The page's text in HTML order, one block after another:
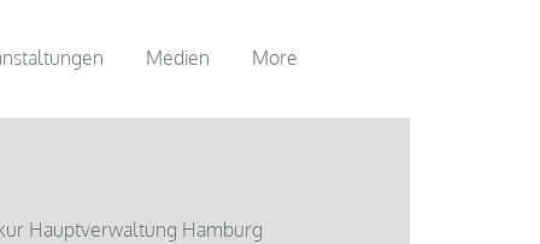
Medien More
Hauptverwaltung Hamburg